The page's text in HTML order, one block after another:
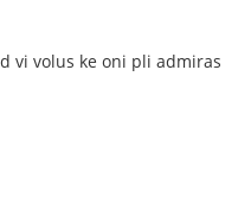
vi volus ke oni pli admiras